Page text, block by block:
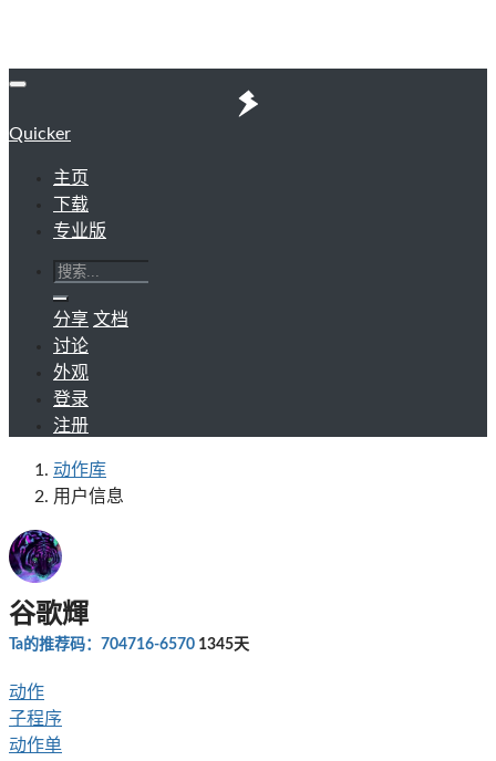
Quicker
主页
下载
专业版
分享 文档
讨论
外观
登录
注册
动作库
用户信息
谷歌輝
Ta的推荐码：704716-6570 1345天
动作
子程序
动作单